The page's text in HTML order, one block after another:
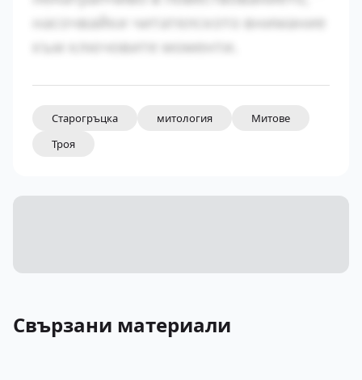
насочвайки читателското внимание
към ключовите моменти.
Старогръцка митология
Митове
Троя
Свързани материали